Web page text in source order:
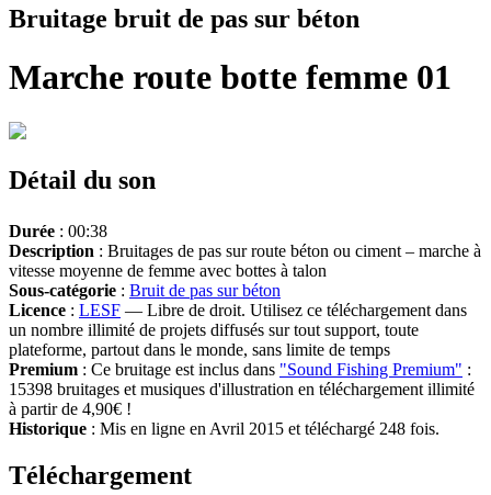
Bruitage bruit de pas sur béton
Marche route botte femme 01
Détail du son
Durée : 00:38
Description : Bruitages de pas sur route béton ou ciment – marche à
vitesse moyenne de femme avec bottes à talon
Sous-catégorie : Bruit de pas sur béton
Licence : LESF — Libre de droit. Utilisez ce téléchargement dans
un nombre illimité de projets diffusés sur tout support, toute
plateforme, partout dans le monde, sans limite de temps
Premium : Ce bruitage est inclus dans "Sound Fishing Premium" :
15398 bruitages et musiques d'illustration en téléchargement illimité
à partir de 4,90€ !
Historique : Mis en ligne en Avril 2015 et téléchargé 248 fois.
Téléchargement